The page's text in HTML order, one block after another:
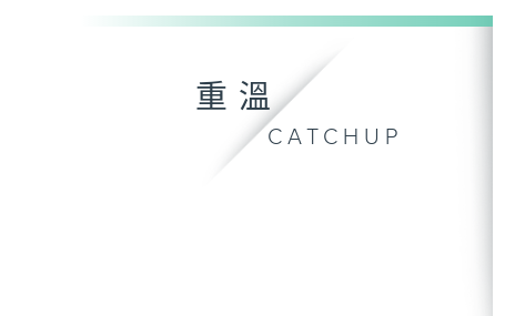
重溫
CATCHUP